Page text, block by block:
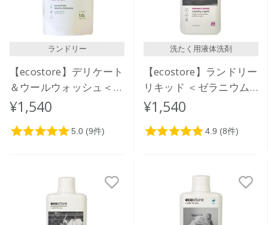
ランドリー
【ecostore】デリケート
＆ウールウォッシュ＜お
しゃれ着用＞リフィルパ
ック1L
¥1,540
洗たく用液体洗剤
【ecostore】ランドリー
リキッド ＜ゼラニウム
＆オレンジ＞1L
¥1,540